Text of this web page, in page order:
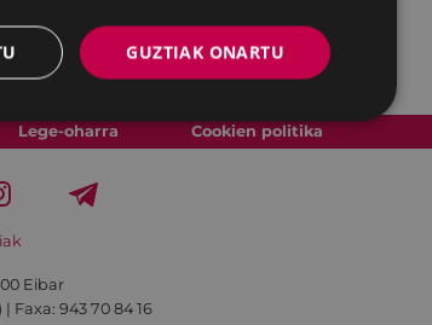
Lege-oharra Cookien politika
Eibar
| Faxa: 943 70 84 16
GUZTIAK ONARTU